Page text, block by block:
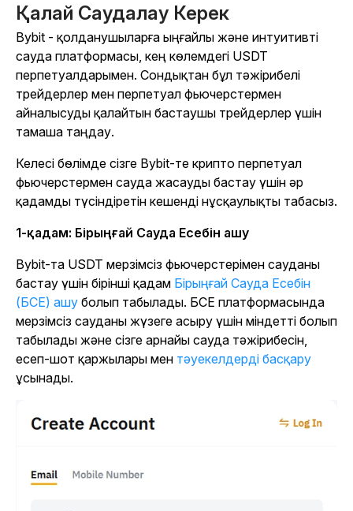
Қалай Саудалау Керек
Bybit - қолданушыларға ыңғайлы және интуитивті
сауда платформасы, кең көлемдегі USDT
перпетуалдарымен. Сондықтан бұл тәжірибелі
трейдерлер мен перпетуал фьючерстермен
айналысуды қалайтын бастаушы трейдерлер үшін
тамаша таңдау.
Келесі бөлімде сізге Bybit-те крипто перпетуал
фьючерстермен сауда жасауды бастау үшін әр
қадамды түсіндіретін кешенді нұсқаулықты табасыз.
1-қадам: Бірыңғай Сауда Есебін ашу
Bybit-та USDT мерзімсіз фьючерстерімен сауданы
бастау үшін бірінші қадам Бірыңғай Сауда Есебін
(БСЕ) ашу болып табылады. БСЕ платформасында
мерзімсіз сауданы жүзеге асыру үшін міндетті болып
табылады және сізге арнайы сауда тәжірибесін,
есеп-шот қаржылары мен тәуекелдерді басқару
ұсынады.